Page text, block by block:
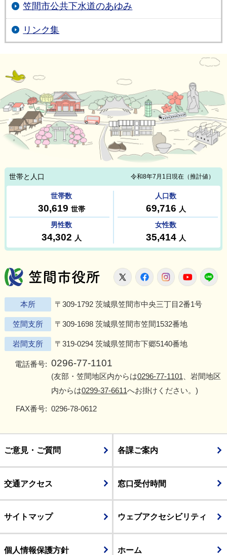
笠間市公共下水道のあゆみ
リンク集
笠間市役所
X FacebookInstagram
本所 〒309-1792 茨城県笠間市中央三丁目2番1号
笠間支所 〒309-1698 茨城県笠間市笠間1532番地
岩間支所 〒319-0294 茨城県笠間市下郷5140番地
電話番号: 0296-77-1101
(友部・笠間地区内からは0296-77-1101 、岩間地区
内からは0299-37-6611へお掛けください。)
FAX番号: 0296-78-0612
ご意見・ご質問 各課ご案内
交通アクセス 窓口受付時間
サイトマップ ウェブアクセシビリティ
個人情報保護方針 ホーム